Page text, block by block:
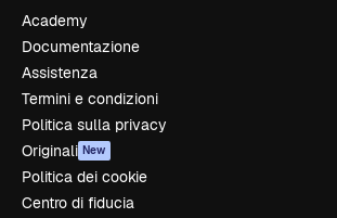
Academy
Documentazione
Assistenza
Termini e condizioni
Politica sulla privacy
Originali New
Politica dei cookie
Centro di fiducia